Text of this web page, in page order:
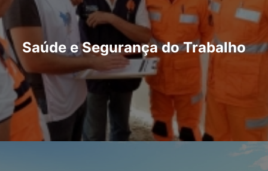
Saúde e Segurança do Trabalho